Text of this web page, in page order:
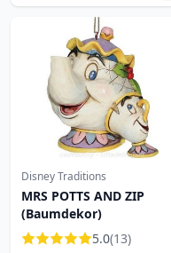
Disney Traditions
MRS POTTS AND ZIP
(Baumdekor)
5.0(13)